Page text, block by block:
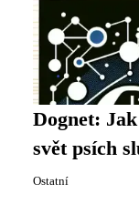
Dognet:
svět psích
Ostatní